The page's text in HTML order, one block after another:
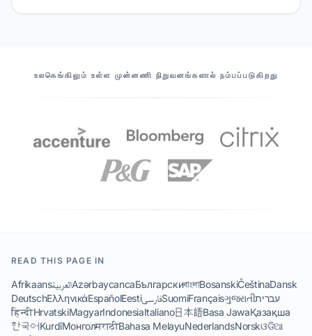
எங்கள் கூட்டாளர்கள்
உலகெங்கிலும் உள்ள முன்னணி நிறுவனங்களால் நம்பப்படுகிறது
READ THIS PAGE IN
AfrikaansالعربيةAzərbaycancaБългарскиবাংলাBosanskiČeštinaDansk
DeutschΕλληνικάEspañolEestiفارسیSuomiFrançaisગુજરાતીעברית
हिन्दीHrvatskiMagyarIndonesiaItaliano日本語Basa JawaҚазақша
한국어KurdîМонголमराठीBahasa MelayuNederlandsNorskଓଡିଆ